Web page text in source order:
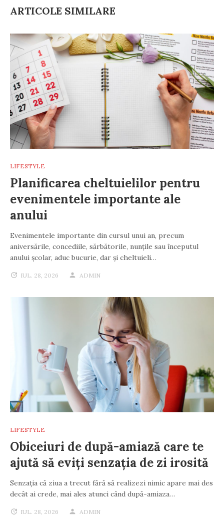
ARTICOLE SIMILARE
LIFESTYLE
Planificarea cheltuielilor pentru
evenimentele importante ale
anului
Evenimentele importante din cursul unui an, precum
aniversările, concediile, sărbătorile, nunțile sau începutul
anului școlar, aduc bucurie, dar și cheltuieli…
IUL. 28, 2026 ADMIN
LIFESTYLE
Obiceiuri de după-amiază care te
ajută să eviți senzația de zi irosită
Senzația că ziua a trecut fără să realizezi nimic apare mai des
decât ai crede, mai ales atunci când după-amiaza…
IUL. 28, 2026 ADMIN